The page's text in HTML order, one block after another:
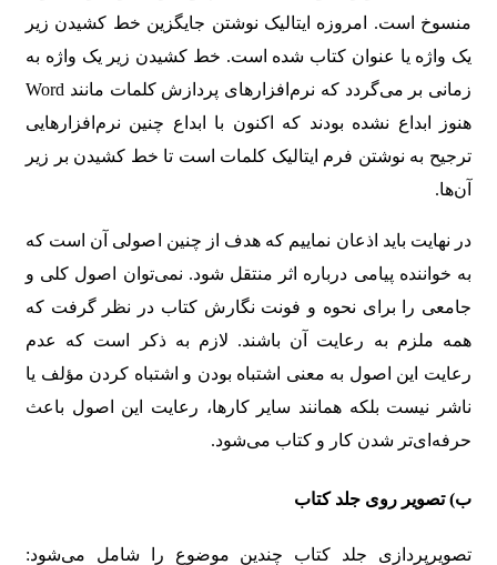
منسوخ است. امروزه ایتالیک نوشتن جایگزین خط کشیدن زیر
یک واژه یا عنوان کتاب شده است. خط کشیدن زیر یک واژه به
زمانی بر می‌گردد که نرم‌افزارهای پردازش کلمات مانند Word
هنوز ابداع نشده بودند که اکنون با ابداع چنین نرم‌افزارهایی
ترجیح به نوشتن فرم ایتالیک کلمات است تا خط کشیدن بر زیر
آن‌ها.
در نهایت باید اذعان نماییم که هدف از چنین اصولی آن است که
به خواننده پیامی درباره اثر منتقل شود. نمی‌توان اصول کلی و
جامعی را برای نحوه و فونت نگارش کتاب در نظر گرفت که
همه ملزم به رعایت آن باشند. لازم به ذکر است که عدم
رعایت این اصول به معنی اشتباه بودن و اشتباه کردن مؤلف یا
ناشر نیست بلکه همانند سایر کارها، رعایت این اصول باعث
حرفه‌ای‌تر شدن کار و کتاب می‌شود.
ب) تصویر روی جلد کتاب
تصویرپردازی جلد کتاب چندین موضوع را شامل می‌شود: